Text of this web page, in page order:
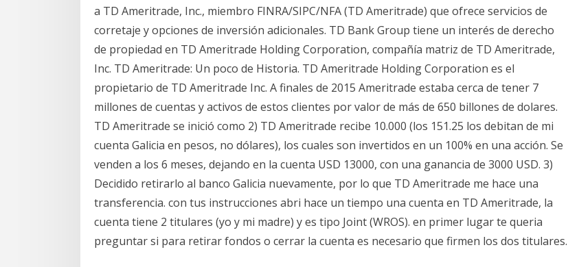
a TD Ameritrade, Inc., miembro FINRA/SIPC/NFA (TD Ameritrade) que ofrece servicios de
corretaje y opciones de inversión adicionales. TD Bank Group tiene un interés de derecho
de propiedad en TD Ameritrade Holding Corporation, compañía matriz de TD Ameritrade,
Inc. TD Ameritrade: Un poco de Historia. TD Ameritrade Holding Corporation es el
propietario de TD Ameritrade Inc. A finales de 2015 Ameritrade estaba cerca de tener 7
millones de cuentas y activos de estos clientes por valor de más de 650 billones de dolares.
TD Ameritrade se inició como 2) TD Ameritrade recibe 10.000 (los 151.25 los debitan de mi
cuenta Galicia en pesos, no dólares), los cuales son invertidos en un 100% en una acción. Se
venden a los 6 meses, dejando en la cuenta USD 13000, con una ganancia de 3000 USD. 3)
Decidido retirarlo al banco Galicia nuevamente, por lo que TD Ameritrade me hace una
transferencia. con tus instrucciones abri hace un tiempo una cuenta en TD Ameritrade, la
cuenta tiene 2 titulares (yo y mi madre) y es tipo Joint (WROS). en primer lugar te queria
preguntar si para retirar fondos o cerrar la cuenta es necesario que firmen los dos titulares.